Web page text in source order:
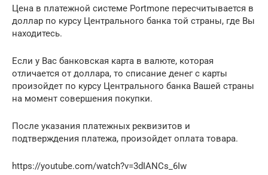
Цена в платежной системе Portmone пересчитывается в
доллар по курсу Центрального банка той страны, где Вы
находитесь.
Если у Вас банковская карта в валюте, которая
отличается от доллара, то списание денег с карты
произойдет по курсу Центрального банка Вашей страны
на момент совершения покупки.
После указания платежных реквизитов и
подтверждения платежа, произойдет оплата товара.
https://youtube.com/watch?v=3dIANCs_6Iw